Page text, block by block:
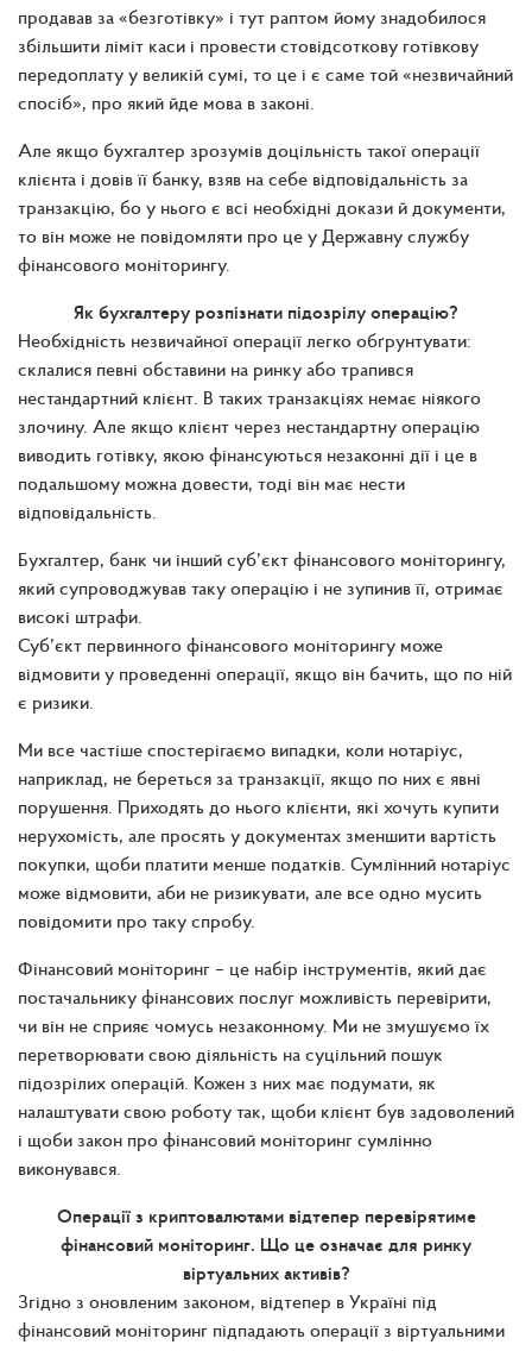
продавав за «безготівку» і тут раптом йому знадобилося
збільшити ліміт каси і провести стовідсоткову готівкову
передоплату у великій сумі, то це і є саме той «незвичайний
спосіб», про який йде мова в законі.
Але якщо бухгалтер зрозумів доцільність такої операції
клієнта і довів її банку, взяв на себе відповідальність за
транзакцію, бо у нього є всі необхідні докази й документи,
то він може не повідомляти про це у Державну службу
фінансового моніторингу.
Як бухгалтеру розпізнати підозрілу операцію?
Необхідність незвичайної операції легко обґрунтувати:
склалися певні обставини на ринку або трапився
нестандартний клієнт. В таких транзакціях немає ніякого
злочину. Але якщо клієнт через нестандартну операцію
виводить готівку, якою фінансуються незаконні дії і це в
подальшому можна довести, тоді він має нести
відповідальність.
Бухгалтер, банк чи інший суб’єкт фінансового моніторингу,
який супроводжував таку операцію і не зупинив її, отримає
високі штрафи.
Суб’єкт первинного фінансового моніторингу може
відмовити у проведенні операції, якщо він бачить, що по ній
є ризики.
Ми все частіше спостерігаємо випадки, коли нотаріус,
наприклад, не береться за транзакції, якщо по них є явні
порушення. Приходять до нього клієнти, які хочуть купити
нерухомість, але просять у документах зменшити вартість
покупки, щоби платити менше податків. Сумлінний нотаріус
може відмовити, аби не ризикувати, але все одно мусить
повідомити про таку спробу.
Фінансовий моніторинг – це набір інструментів, який дає
постачальнику фінансових послуг можливість перевірити,
чи він не сприяє чомусь незаконному. Ми не змушуємо їх
перетворювати свою діяльність на суцільний пошук
підозрілих операцій. Кожен з них має подумати, як
налаштувати свою роботу так, щоби клієнт був задоволений
і щоби закон про фінансовий моніторинг сумлінно
виконувався.
Операції з криптовалютами відтепер перевірятиме
фінансовий моніторинг. Що це означає для ринку
віртуальних активів?
Згідно з оновленим законом, відтепер в Україні під
фінансовий моніторинг підпадають операції з віртуальними